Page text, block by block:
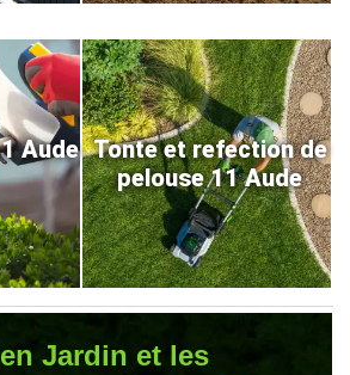
Aude Tonte et refection de
pelouse 11 Aude
Jardin et les